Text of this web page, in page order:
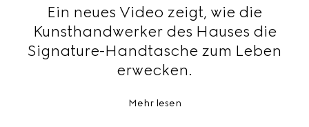
Ein neues Video zeigt, wie die
Kunsthandwerker des Hauses die
Signature-Handtasche zum Leben
erwecken.
Mehr lesen